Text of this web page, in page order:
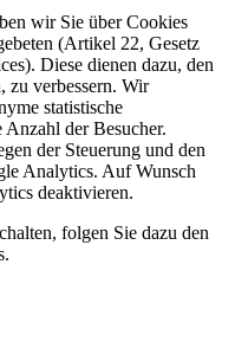
wir Sie über Cookies
(Artikel 22, Gesetz
Diese dienen dazu, den
zu verbessern. Wir
statistische
der Besucher.
der Steuerung und den
Analytics. Auf Wunsch
deaktivieren.
folgen Sie dazu den